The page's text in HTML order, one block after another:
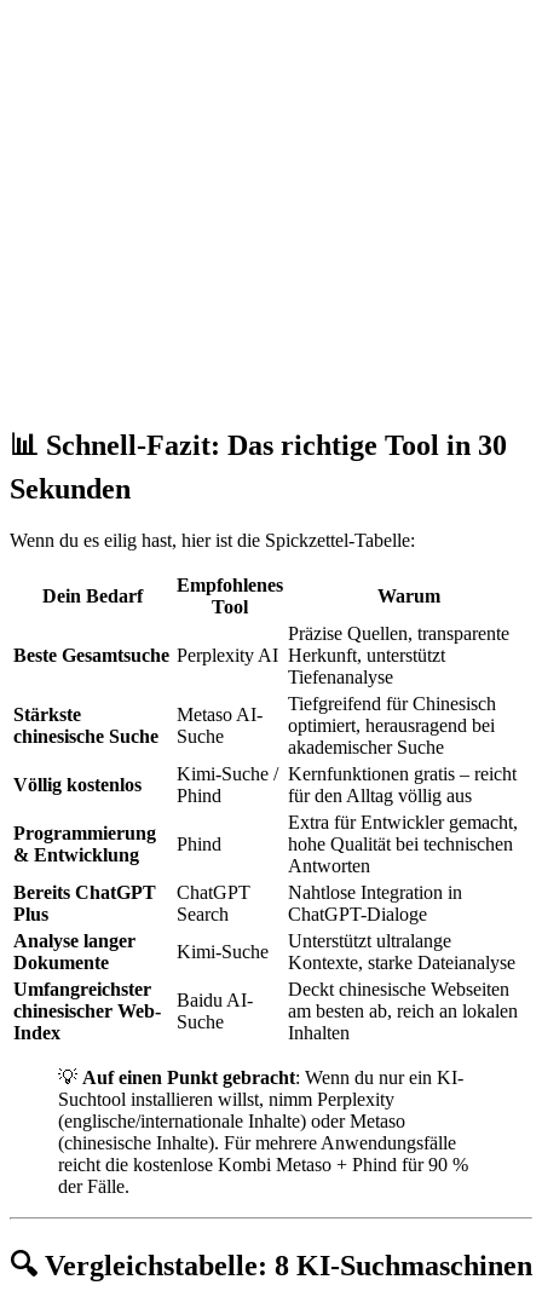
📊 Schnell-Fazit: Das richtige Tool in 30
Sekunden
Wenn du es eilig hast, hier ist die Spickzettel-Tabelle:
Dein Bedarf
Empfohlenes
Tool
Warum
Beste Gesamtsuche Perplexity AI
Präzise Quellen, transparente
Herkunft, unterstützt
Tiefenanalyse
Stärkste
chinesische Suche
Metaso AI-
Suche
Tiefgreifend für Chinesisch
optimiert, herausragend bei
akademischer Suche
Völlig kostenlos
Kimi-Suche /
Phind
Kernfunktionen gratis – reicht
für den Alltag völlig aus
Programmierung
& Entwicklung
Phind
Extra für Entwickler gemacht,
hohe Qualität bei technischen
Antworten
Bereits ChatGPT
Plus
ChatGPT
Search
Nahtlose Integration in
ChatGPT-Dialoge
Analyse langer
Dokumente
Kimi-Suche
Unterstützt ultralange
Kontexte, starke Dateianalyse
Umfangreichster
chinesischer Web-
Index
Baidu AI-
Suche
Deckt chinesische Webseiten
am besten ab, reich an lokalen
Inhalten
💡 Auf einen Punkt gebracht: Wenn du nur ein KI-
Suchtool installieren willst, nimm Perplexity
(englische/internationale Inhalte) oder Metaso
(chinesische Inhalte). Für mehrere Anwendungsfälle
reicht die kostenlose Kombi Metaso + Phind für 90 %
der Fälle.
🔍 Vergleichstabelle: 8 KI-Suchmaschinen